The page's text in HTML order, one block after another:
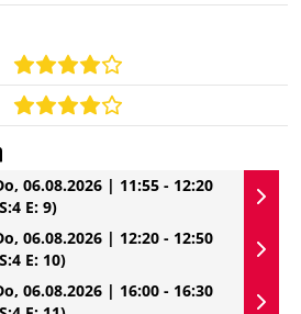
06.08.2026 | 11:55 - 12:20
E: 9)
06.08.2026 | 12:20 - 12:50
E: 10)
06.08.2026 | 16:00 - 16:30